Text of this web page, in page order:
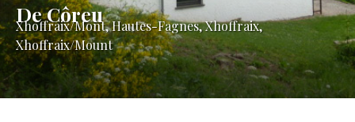
De Côreu
Xhoffraix/Mont,Hautes-Fagnes, Xhoffraix,
Xhoffraix/Mount